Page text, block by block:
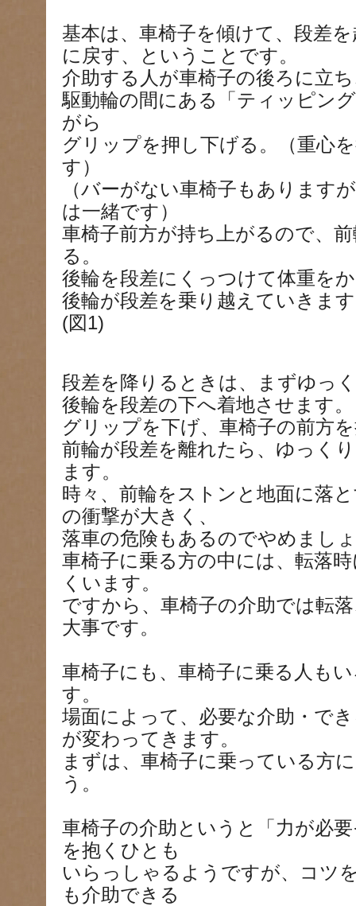
基本は、車椅子を傾けて、段差
に戻す、ということです。
介助する人が車椅子の後ろに立
駆動輪の間にある「ティッピン
がら
グリップを押し下げる。（重心
す）
（バーがない車椅子もあります
は一緒です）
車椅子前方が持ち上がるので、
る。
後輪を段差にくっつけて体重を
後輪が段差を乗り越えていきま
(図1)
段差を降りるときは、まずゆっ
後輪を段差の下へ着地させます。
グリップを下げ、車椅子の前方
前輪が段差を離れたら、ゆっく
ます。
時々、前輪をストンと地面に落
の衝撃が大きく、
落車の危険もあるのでやめまし
車椅子に乗る方の中には、転落
くいます。
ですから、車椅子の介助では転
大事です。
車椅子にも、車椅子に乗る人も
す。
場面によって、必要な介助・で
が変わってきます。
まずは、車椅子に乗っている方
う。
車椅子の介助というと「力が必
を抱くひとも
いらっしゃるようですが、コツ
も介助できる